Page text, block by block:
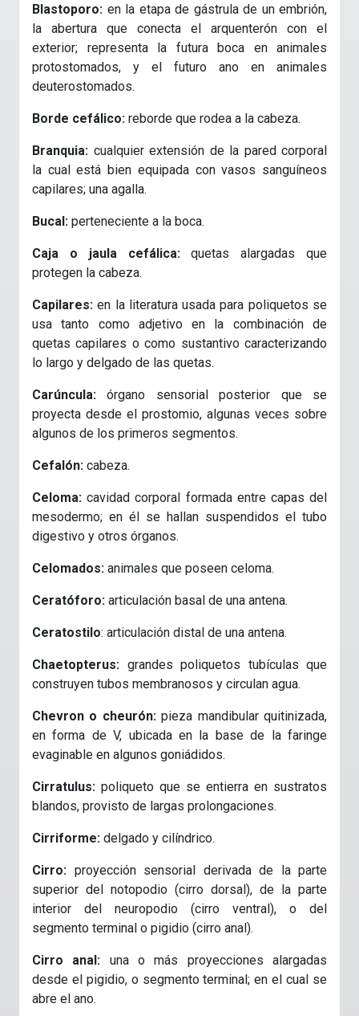
Blastoporo: en la etapa de gástrula de un embrión,
la abertura que conecta el arquenterón con el
exterior; representa la futura boca en animales
protostomados, y el futuro ano en animales
deuterostomados.
Borde cefálico: reborde que rodea a la cabeza.
Branquia: cualquier extensión de la pared corporal
la cual está bien equipada con vasos sanguíneos
capilares; una agalla.
Bucal: perteneciente a la boca.
Caja o jaula cefálica:quetas alargadas que
protegen la cabeza.
Capilares: en la literatura usada para poliquetos se
usa tanto como adjetivo en la combinación de
quetas capilares o como sustantivo caracterizando
lo largo y delgado de las quetas.
Carúncula:órgano sensorial posterior que se
proyecta desde el prostomio, algunas veces sobre
algunos de los primeros segmentos.
Cefalón: cabeza.
Celoma: cavidad corporal formada entre capas del
mesodermo; en él se hallan suspendidos el tubo
digestivo y otros órganos.
Celomados: animales que poseen celoma.
Ceratóforo: articulación basal de una antena.
Ceratostilo: articulación distal de una antena.
Chaetopterus: grandes poliquetos tubículas que
construyen tubos membranosos y circulan agua.
Chevron o cheurón:pieza mandibular quitinizada,
en forma de V, ubicada en la base de la faringe
evaginable en algunos goniádidos.
Cirratulus: poliqueto que se entierra en sustratos
blandos, provisto de largas prolongaciones.
Cirriforme: delgado y cilíndrico.
Cirro: proyección sensorial derivada de la parte
superior del notopodio (cirro dorsal), de la parte
interior del neuropodio (cirro ventral), o del
segmento terminal o pigidio (cirro anal).
Cirro anal: una o más proyecciones alargadas
desde el pigidio, o segmento terminal; en el cual se
abre el ano.